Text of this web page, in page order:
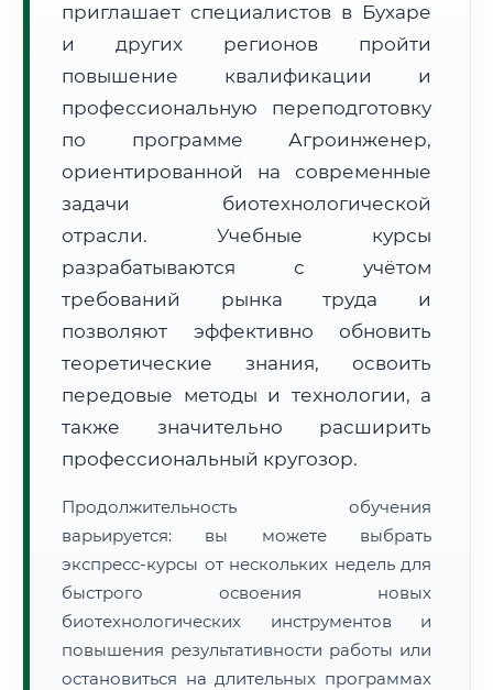
Почтовые индексы:
200100–200130
Часовой пояс:
UTC+5
Формат учебы:
Дистанционно
🗺️ Зона обслуживания: г. Бухара
Расчет логистики оригиналов:
• Маршрут транзита:~2 182 км
• Экспресс-доставка СДЭК / Почтой: 3–5 рабочих дней
📜 Документы и аккредитация ФИС ФРДО
Нажмите на документ для увеличения и просмотра
приглашает специалистов в Бухаре
и других регионов пройти
повышение квалификации и
профессиональную переподготовку
по программе Агроинженер,
ориентированной на современные
задачи биотехнологической
отрасли. Учебные курсы
разрабатываются с учётом
требований рынка труда и
позволяют эффективно обновить
теоретические знания, освоить
передовые методы и технологии, а
также значительно расширить
профессиональный кругозор.
Продолжительность обучения
варьируется: вы можете выбрать
экспресс-курсы от нескольких недель для
быстрого освоения новых
биотехнологических инструментов и
повышения результативности работы или
остановиться на длительных программах